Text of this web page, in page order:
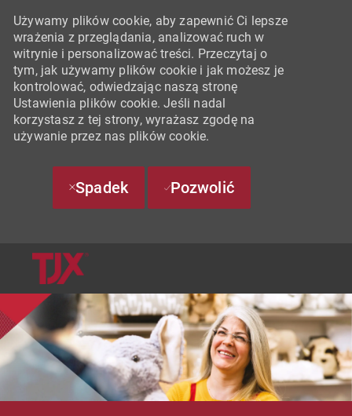
Używamy plików cookie, aby zapewnić Ci lepsze
wrażenia z przeglądania, analizować ruch w
witrynie i personalizować treści. Przeczytaj o
tym, jak używamy plików cookie i jak możesz je
kontrolować, odwiedzając naszą stronę
Ustawienia plików cookie. Jeśli nadal
korzystasz z tej strony, wyrażasz zgodę na
używanie przez nas plików cookie.
Spadek Pozwolić